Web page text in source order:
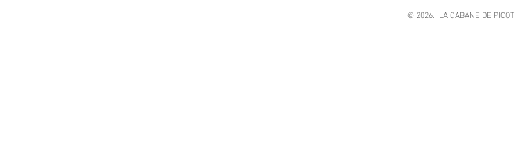
© 2026. LA CABANE DE PICOT